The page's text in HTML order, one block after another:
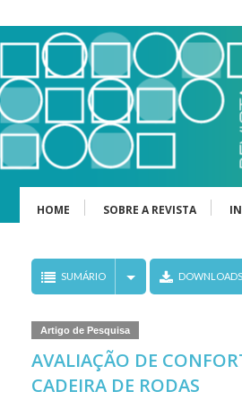
HOME SOBRE A REVISTA
SUMÁRIO DOWNLOADS
Artigo de Pesquisa
AVALIAÇÃO DE
CADEIRA DE RODAS